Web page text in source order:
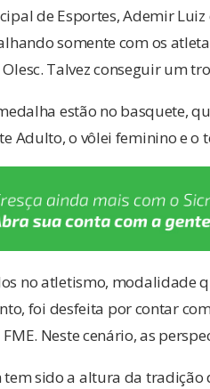
de Esportes, Ademir Luiz
somente com os
Talvez conseguir um
estão no basquete,
Adulto, o vôlei feminino e o
no atletismo, modalidade
foi desfeita por contar
Neste cenário, as
sido a altura da tradição